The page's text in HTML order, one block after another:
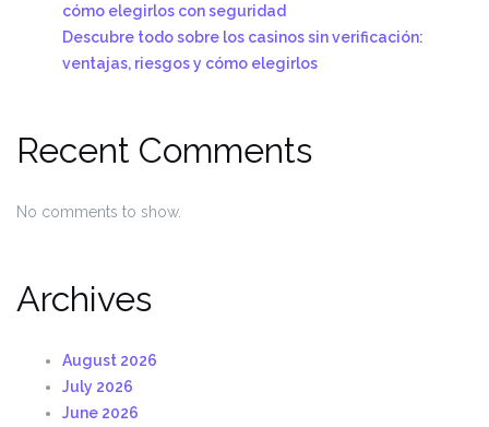
cómo elegirlos con seguridad
Descubre todo sobre los casinos sin verificación:
ventajas, riesgos y cómo elegirlos
Recent Comments
No comments to show.
Archives
August 2026
July 2026
June 2026